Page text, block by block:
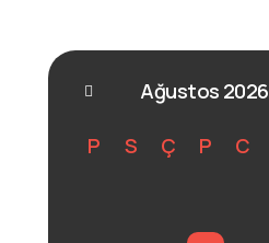
Ağustos 2026
P S Ç P C